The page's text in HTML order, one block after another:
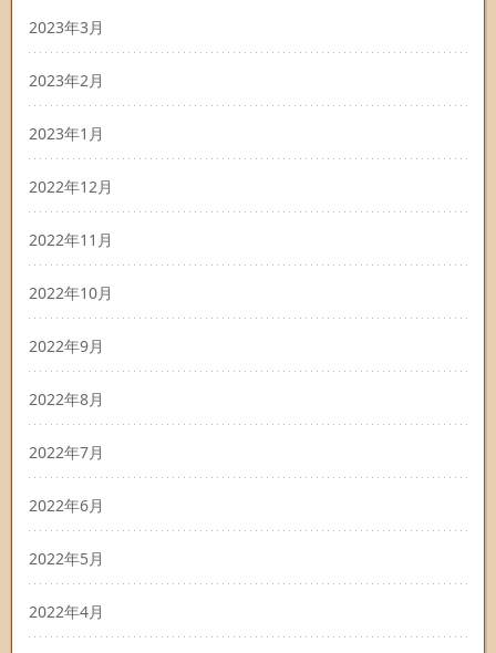
2023年3月
2023年2月
2023年1月
2022年12月
2022年11月
2022年10月
2022年9月
2022年8月
2022年7月
2022年6月
2022年5月
2022年4月